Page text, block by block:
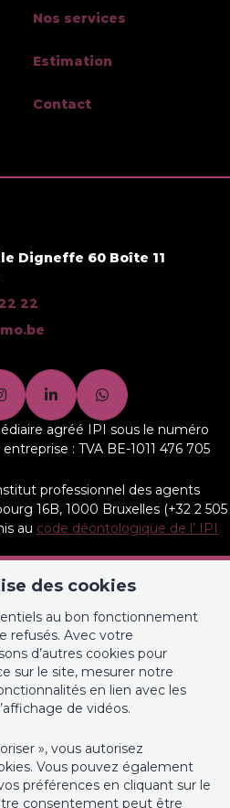
& situation
1
base
Oui
Chauffage partiel au sol
équipée
douche
Non
Non
des cookies
au bon fonctionnement
refusés. Avec votre
d’autres cookies pour
sur le site, mesurer notre
en lien avec les
de vidéos.
», vous autorisez
Vous pouvez également
préférences en cliquant sur le
consentement peut être
Nos services
Estimation
Contact
Digneffe 60 Boîte 11
22
agréé IPI sous le numéro
: TVA BE-1011 476 705
professionnel des agents
16B, 1000 Bruxelles (+32 2 505
au code déontologique de l’ IPI
– police n° 730.390.160.
activités réalisées en Belgique
sur le site et autres médias de
décrits de bonne foi, le plus
sans que ces informations
contractuelles.
0020 1911 6028
: Marie Heurteau